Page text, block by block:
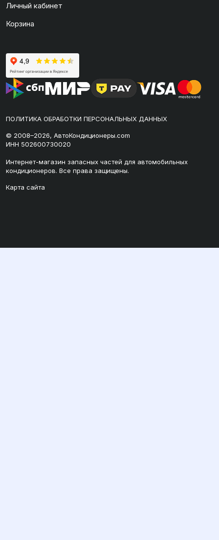
Личный кабинет
Корзина
ПОЛИТИКА ОБРАБОТКИ ПЕРСОНАЛЬНЫХ ДАННЫХ
© 2008–2026, АвтоКондиционеры.com
ИНН 502600730020
Интернет-магазин запасных частей для автомобильных
кондиционеров. Все права защищены.
Карта сайта